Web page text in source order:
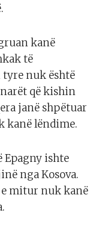
kanë
të
nuk është
që kishin
janë shpëtuar
kanë lëndime.
Epagny ishte
nga Kosova.
mitur nuk kanë